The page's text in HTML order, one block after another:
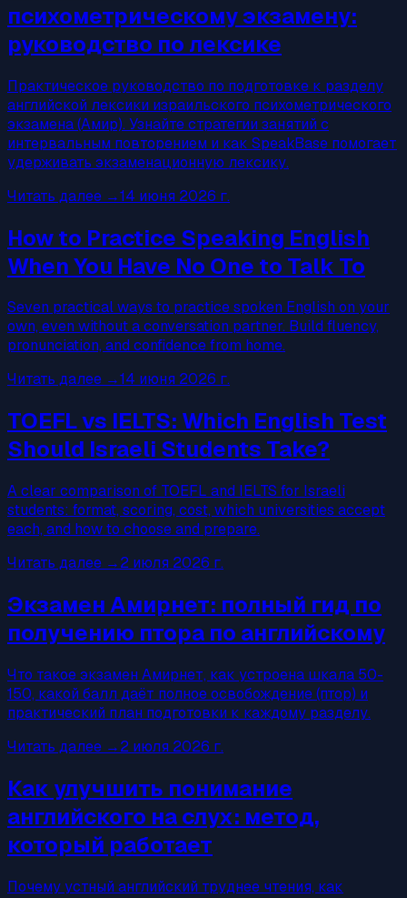
психометрическому экзамену:
руководство по лексике
Практическое руководство по подготовке к разделу
английской лексики израильского психометрического
экзамена (Амир). Узнайте стратегии занятий с
интервальным повторением и как SpeakBase помогает
удерживать экзаменационную лексику.
Читать далее →14 июня 2026 г.
How to Practice Speaking English
When You Have No One to Talk To
Seven practical ways to practice spoken English on your
own, even without a conversation partner. Build fluency,
pronunciation, and confidence from home.
Читать далее →14 июня 2026 г.
TOEFL vs IELTS: Which English Test
Should Israeli Students Take?
A clear comparison of TOEFL and IELTS for Israeli
students: format, scoring, cost, which universities accept
each, and how to choose and prepare.
Читать далее →2 июля 2026 г.
Экзамен Амирнет: полный гид по
получению птора по английскому
Что такое экзамен Амирнет, как устроена шкала 50-
150, какой балл даёт полное освобождение (птор) и
практический план подготовки к каждому разделу.
Читать далее →2 июля 2026 г.
Как улучшить понимание
английского на слух: метод,
который работает
Почему устный английский труднее чтения, как